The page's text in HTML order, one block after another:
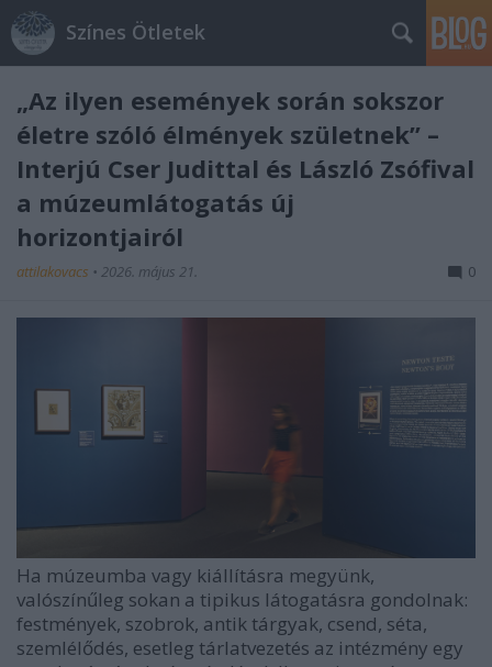
Színes Ötletek
„Az ilyen események során sokszor
életre szóló élmények születnek” –
Interjú Cser Judittal és László Zsófival
a múzeumlátogatás új
horizontjairól
attilakovacs • 2026. május 21. 0
Ha múzeumba vagy kiállításra megyünk,
valószínűleg sokan a tipikus látogatásra gondolnak:
festmények, szobrok, antik tárgyak, csend, séta,
szemlélődés, esetleg tárlatvezetés az intézmény egy